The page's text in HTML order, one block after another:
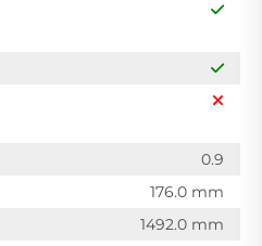
0.9
176.0 mm
1492.0 mm